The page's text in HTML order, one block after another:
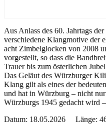
Aus Anlass des 60. Jahrtags
verschiedene Klangmotive der
acht Zimbelglocken von 2008
vorgestellt, so dass die
Trauer bis zum österlichen
Das Geläut des Würzburger
Klang gilt als eines der
und hat in Würzburg – nicht
Würzburgs 1945 gedacht wird
Datum: 18.05.2026 Länge: